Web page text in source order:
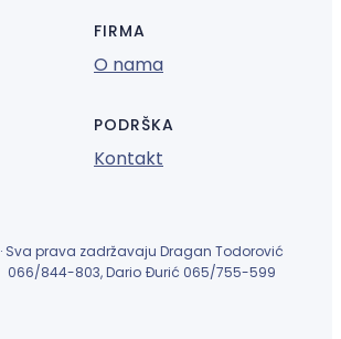
FIRMA
O nama
PODRŠKA
Kontakt
· Sva prava zadržavaju Dragan Todorović
066/844-803, Dario Đurić 065/755-599